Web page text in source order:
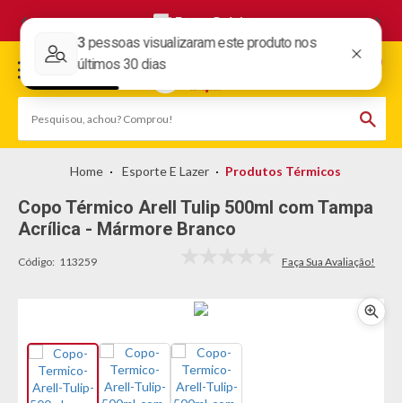
Frete Grátis
Esporte E Lazer Produtos Térmicos
Copo Térmico Arell Tulip 500ml com Tampa
Acrílica - Mármore Branco
Código: 113259